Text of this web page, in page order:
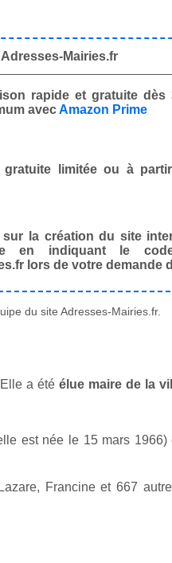
Mairies.fr
rapide et gratuite dès
avecAmazon Prime
gratuite limitée ou à
sur la création du site
en indiquant le
lors de votre demande
du site Adresses-Mairies.fr.
a été élue maire de la
est née le 15 mars
Francine et 667